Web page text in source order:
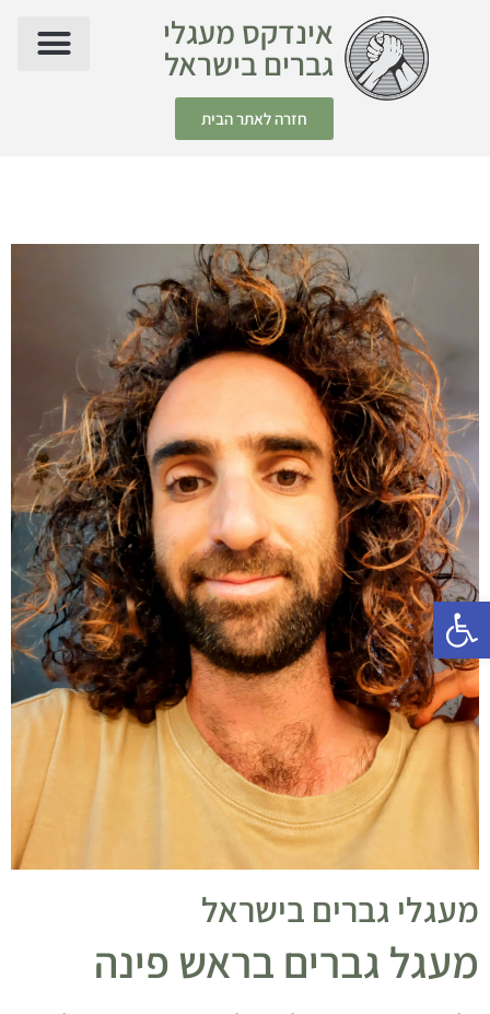
פתח סרגל נגישות
אינדקס מעגלי
גברים בישראל
חזרה לאתר הבית
מעגלי גברים בישראל
מעגל גברים בראש פינה